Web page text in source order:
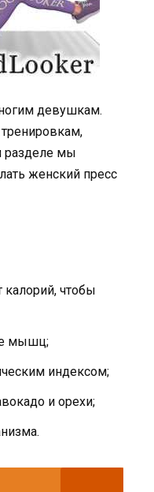
девушкам.
разделе мы
женский пресс
чтобы
мышц;
индексом;
и орехи;